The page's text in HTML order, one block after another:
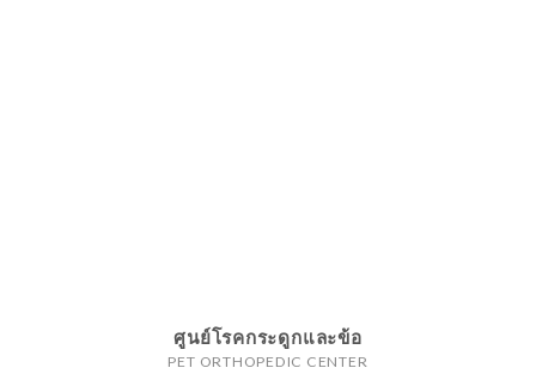
ศูนย์โรคกระดูกและข้อ
PET ORTHOPEDIC CENTER